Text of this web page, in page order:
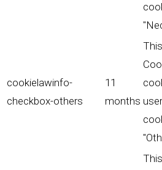
cookielawinfo-
checkbox-others
11
months